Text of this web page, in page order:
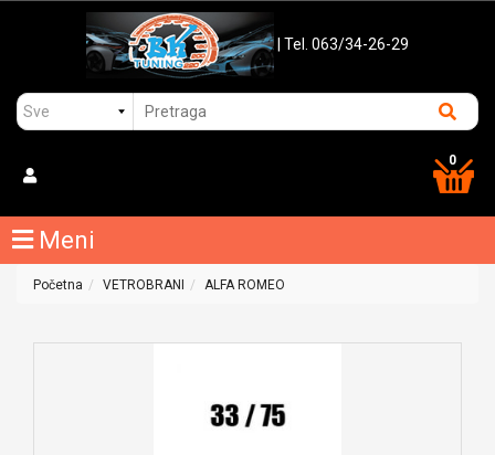
| Tel. 063/34-26-29
0
Meni
Početna VETROBRANI ALFA ROMEO